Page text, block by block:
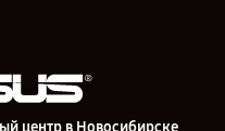
центр в Новосибирске